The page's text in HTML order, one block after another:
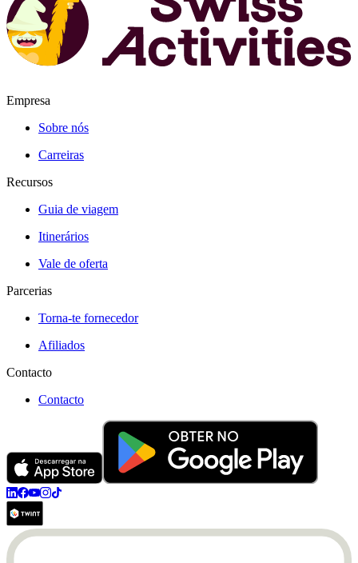
Empresa
Sobre nós
Carreiras
Recursos
Guia de viagem
Itinerários
Vale de oferta
Parcerias
Torna-te fornecedor
Afiliados
Contacto
Contacto